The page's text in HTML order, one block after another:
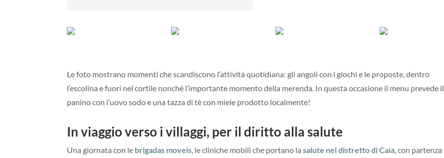
Le foto mostrano momenti che scandiscono l’attività quotidiana: gli angoli con i giochi e le proposte, dentro
l’escolina e fuori nel cortile nonché l’importante momento della merenda. In questa occasione il menu prevede il
panino con l’uovo sodo e una tazza di tè con miele prodotto localmente!
In viaggio verso i villaggi, per il diritto alla salute
Una giornata con le brigadas moveis , le cliniche mobili che portano la salute nel distretto di Caia , con partenza